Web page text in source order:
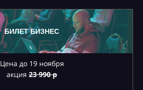
БИЛЕТ БИЗНЕС
Цена до 19 ноября
акция 23990 р